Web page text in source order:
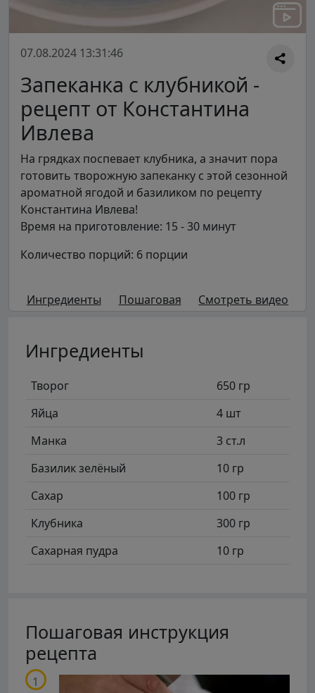
07.08.2024 13:31:46
Запеканка с клубникой -
рецепт от Константина
Ивлева
На грядках поспевает клубника, а значит пора
готовить творожную запеканку с этой сезонной
ароматной ягодой и базиликом по рецепту
Константина Ивлева!
Время на приготовление: 15 - 30 минут
Количество порций: 6 порции
Ингредиенты Пошаговая Смотреть видео
Ингредиенты
Творог
650 гр
Яйца
4 шт
Манка
3 ст.л
Базилик зелёный
10 гр
Сахар
100 гр
Клубника
300 гр
Сахарная пудра
10 гр
Пошаговая инструкция
рецепта